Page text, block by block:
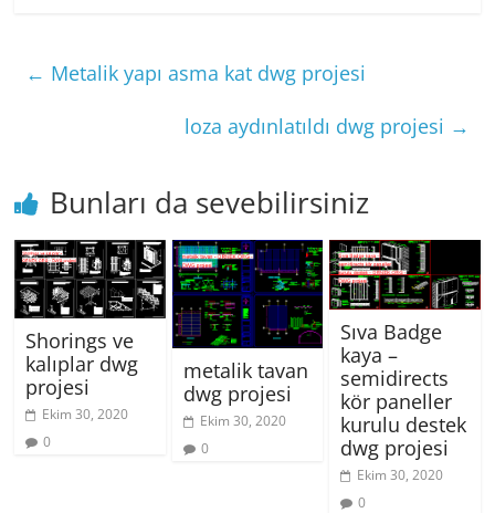
← Metalik yapı asma kat dwg projesi
loza aydınlatıldı dwg projesi →
Bunları da sevebilirsiniz
Shorings ve
kalıplar dwg
projesi
Ekim 30, 2020
0
metalik tavan
dwg projesi
Ekim 30, 2020
0
Sıva Badge
kaya –
semidirects
kör paneller
kurulu destek
dwg projesi
Ekim 30, 2020
0